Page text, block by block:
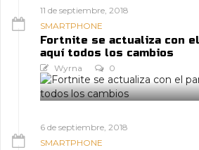
11 de septiembre, 2018
SMARTPHONE
Fortnite se actualiza con
aquí todos los cambios
Wyrna 0
6 de septiembre, 2018
SMARTPHONE